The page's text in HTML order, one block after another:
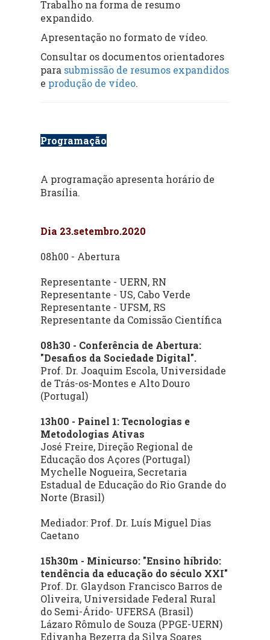
Trabalho na forma de resumo
expandido.
Apresentação no formato de vídeo.
Consultar os documentos orientadores
para submissão de resumos expandidos
e produção de vídeo.
Programação
A programação apresenta horário de
Brasília.
Dia 23.setembro.2020
08h00 - Abertura
Representante - UERN, RN
Representante - US, Cabo Verde
Representante - UFSM, RS
Representante da Comissão Científica
08h30 - Conferência de Abertura:
"Desafios da Sociedade Digital".
Prof. Dr. Joaquim Escola, Universidade
de Trás-os-Montes e Alto Douro
(Portugal)
13h00 - Painel 1: Tecnologias e
Metodologias Ativas
José Freire, Direção Regional de
Educação dos Açores (Portugal)
Mychelle Nogueira, Secretaria
Estadual de Educação do Rio Grande do
Norte (Brasil)
Mediador: Prof. Dr. Luís Miguel Dias
Caetano
15h30m - Minicurso: "Ensino híbrido:
tendência da educação do século XXI"
Prof. Dr. Glaydson Francisco Barros de
Oliveira, Universidade Federal Rural
do Semi-Árido- UFERSA (Brasil)
Lázaro Rômulo de Souza (PPGE-UERN)
Edivanha Bezerra da Silva Soares